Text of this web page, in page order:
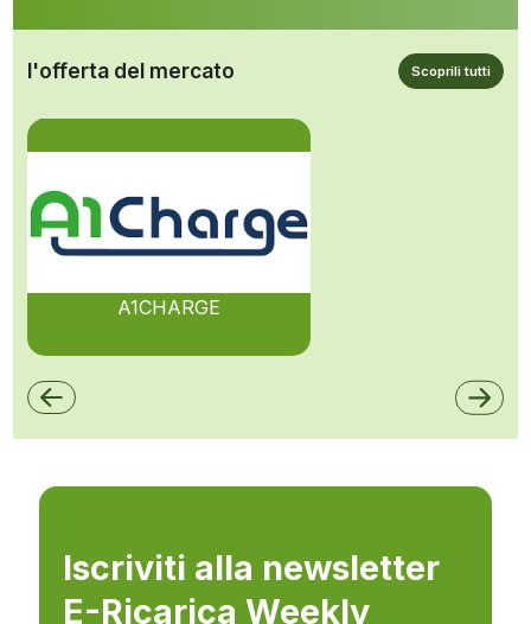
l'offerta del mercato Scoprili tutti
A1CHARGE
Iscriviti alla newsletter
E-Ricarica Weekly